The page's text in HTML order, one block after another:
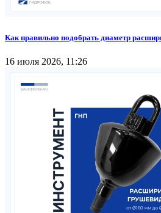
Как правильно подобрать диаметр
16 июля 2026, 11:26